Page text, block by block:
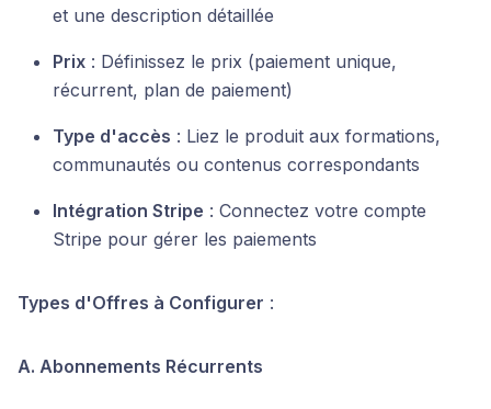
et une description détaillée
Prix : Définissez le prix (paiement unique,
récurrent, plan de paiement)
Type d'accès : Liez le produit aux formations,
communautés ou contenus correspondants
Intégration Stripe : Connectez votre compte
Stripe pour gérer les paiements
Types d'Offres à Configurer :
A. Abonnements Récurrents